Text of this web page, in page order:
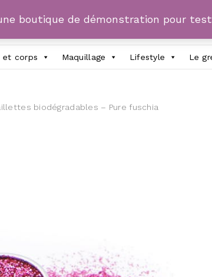
et corps Maquillage Lifestyle Le
biodégradables – Pure fuschia
boutique de démonstration pour